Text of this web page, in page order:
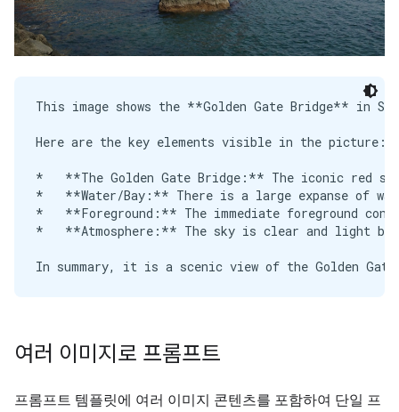
This image shows the **Golden Gate Bridge** in
Here are the key elements visible in the picture:
*   **The Golden Gate Bridge:** The iconic red
*   **Water/Bay:** There is a large expanse of
*   **Foreground:** The immediate foreground
*   **Atmosphere:** The sky is clear and light
여러 이미지로 프롬프트
프롬프트 템플릿에 여러 이미지 콘텐츠를 포함하여 단일 프